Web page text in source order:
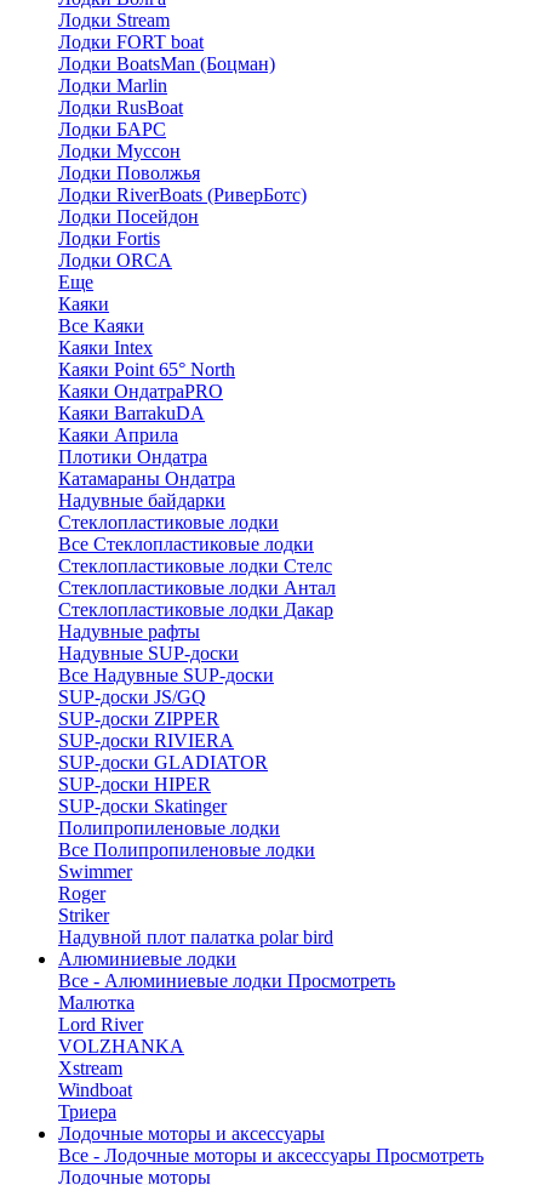
Лодки Stream
Лодки FORT boat
Лодки BoatsMan (Боцман)
Лодки Marlin
Лодки RusBoat
Лодки БАРС
Лодки Муссон
Лодки Поволжья
Лодки RiverBoats (РиверБотс)
Лодки Посейдон
Лодки Fortis
Лодки ORCA
Еще
Каяки
Все Каяки
Каяки Intex
Каяки Point 65° North
Каяки ОндатраPRO
Каяки BarrakuDA
Каяки Априла
Плотики Ондатра
Катамараны Ондатра
Надувные байдарки
Стеклопластиковые лодки
Все Стеклопластиковые лодки
Стеклопластиковые лодки Стелс
Стеклопластиковые лодки Антал
Стеклопластиковые лодки Дакар
Надувные рафты
Надувные SUP-доски
Все Надувные SUP-доски
SUP-доски JS/GQ
SUP-доски ZIPPER
SUP-доски RIVIERA
SUP-доски GLADIATOR
SUP-доски HIPER
SUP-доски Skatinger
Полипропиленовые лодки
Все Полипропиленовые лодки
Swimmer
Roger
Striker
Надувной плот палатка polar bird
Алюминиевые лодки
Все - Алюминиевые лодки Просмотреть
Малютка
Lord River
VOLZHANKA
Xstream
Windboat
Триера
Лодочные моторы и аксессуары
Все - Лодочные моторы и аксессуары Просмотреть
Лодочные моторы